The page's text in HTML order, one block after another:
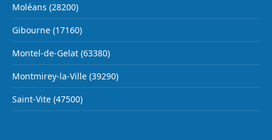
Moléans (28200)
Gibourne (17160)
Montel-de-Gelat (63380)
Montmirey-la-Ville (39290)
Saint-Vite (47500)